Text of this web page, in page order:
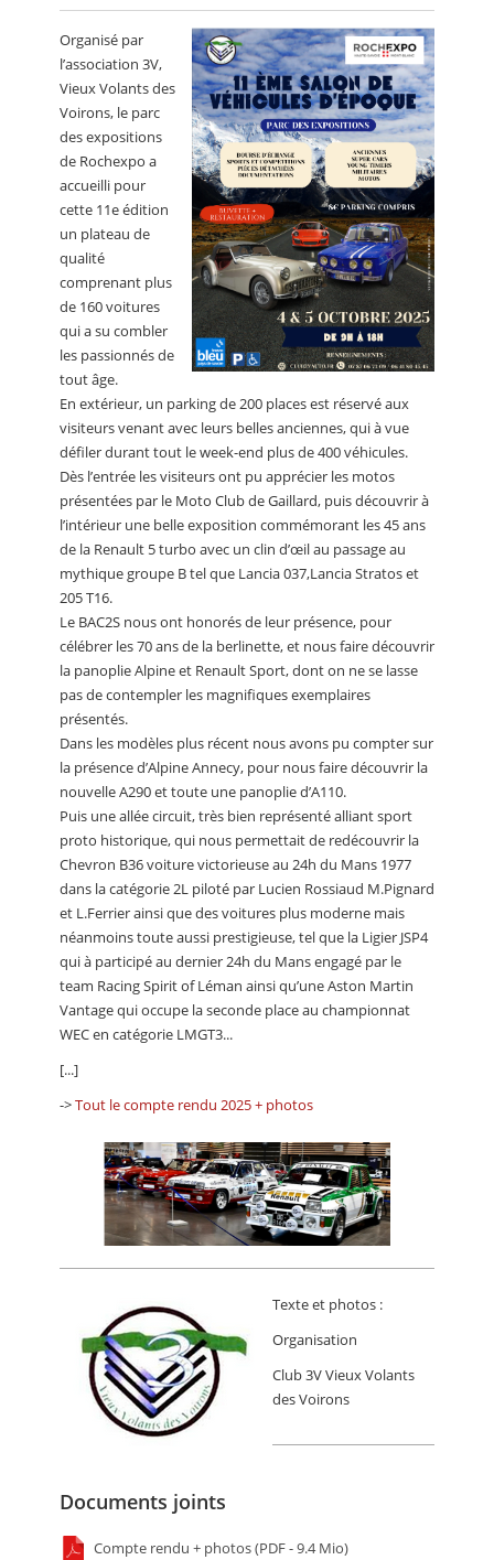
Organisé par
l’association 3V,
Vieux Volants des
Voirons, le parc
des expositions
de Rochexpo a
accueilli pour
cette 11e édition
un plateau de
qualité
comprenant plus
de 160 voitures
qui a su combler
les passionnés de
tout âge.
En extérieur, un parking de 200 places est réservé aux
visiteurs venant avec leurs belles anciennes, qui à vue
défiler durant tout le week-end plus de 400 véhicules.
Dès l’entrée les visiteurs ont pu apprécier les motos
présentées par le Moto Club de Gaillard, puis découvrir à
l’intérieur une belle exposition commémorant les 45 ans
de la Renault 5 turbo avec un clin d’œil au passage au
mythique groupe B tel que Lancia 037,Lancia Stratos et
205 T16.
Le BAC2S nous ont honorés de leur présence, pour
célébrer les 70 ans de la berlinette, et nous faire découvrir
la panoplie Alpine et Renault Sport, dont on ne se lasse
pas de contempler les magnifiques exemplaires
présentés.
Dans les modèles plus récent nous avons pu compter sur
la présence d’Alpine Annecy, pour nous faire découvrir la
nouvelle A290 et toute une panoplie d’A110.
Puis une allée circuit, très bien représenté alliant sport
proto historique, qui nous permettait de redécouvrir la
Chevron B36 voiture victorieuse au 24h du Mans 1977
dans la catégorie 2L piloté par Lucien Rossiaud M.Pignard
et L.Ferrier ainsi que des voitures plus moderne mais
néanmoins toute aussi prestigieuse, tel que la Ligier JSP4
qui à participé au dernier 24h du Mans engagé par le
team Racing Spirit of Léman ainsi qu’une Aston Martin
Vantage qui occupe la seconde place au championnat
WEC en catégorie LMGT3...
[...]
->Tout le compte rendu 2025 + photos
Texte et photos :
Organisation
Club 3V Vieux Volants
des Voirons
Documents joints
Compte rendu + photos (PDF - 9.4 Mio)